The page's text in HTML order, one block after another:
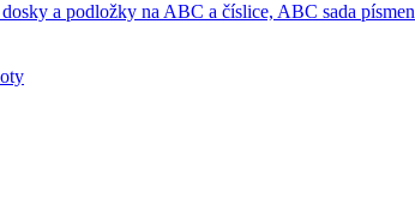
a podložky na ABC a číslice, ABC sada písmen